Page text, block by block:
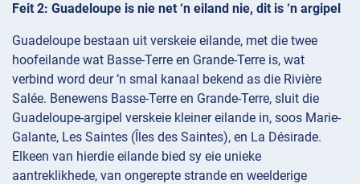
Feit 2: Guadeloupe is nie net ‘n eiland nie, dit is ‘n argipel
Guadeloupe bestaan uit verskeie eilande, met die twee
hoofeilande wat Basse-Terre en Grande-Terre is, wat
verbind word deur ‘n smal kanaal bekend as die Rivière
Salée. Benewens Basse-Terre en Grande-Terre, sluit die
Guadeloupe-argipel verskeie kleiner eilande in, soos Marie-
Galante, Les Saintes (Îles des Saintes), en La Désirade.
Elkeen van hierdie eilande bied sy eie unieke
aantreklikhede, van ongerepte strande en weelderige